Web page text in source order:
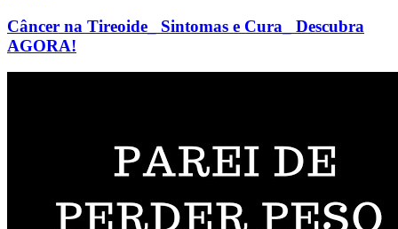
Câncer na Tireoide_ Sintomas e Cura_ Descubra
AGORA!